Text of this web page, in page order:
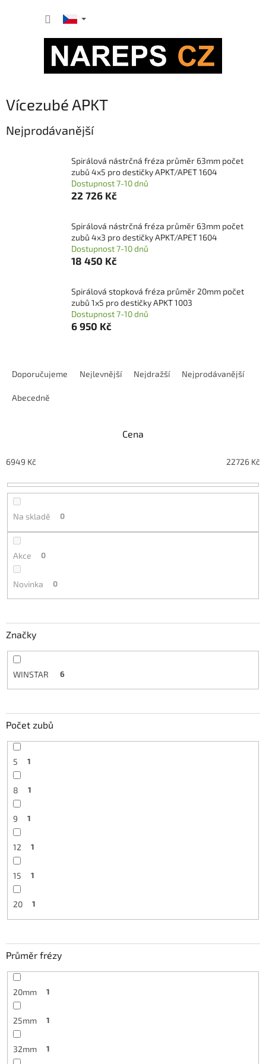
Vícezubé APKT
Nejprodávanější
Spirálová nástrčná fréza průměr 63mm počet
zubů 4x5 pro destičky APKT/APET 1604
Dostupnost 7-10 dnů
22 726 Kč
Spirálová nástrčná fréza průměr 63mm počet
zubů 4x3 pro destičky APKT/APET 1604
Dostupnost 7-10 dnů
18 450 Kč
Spirálová stopková fréza průměr 20mm počet
zubů 1x5 pro destičky APKT 1003
Dostupnost 7-10 dnů
6 950 Kč
o
u
ů
Doporučujeme Nejlevnější Nejdražší Nejprodávanější
Abecedně
Cena
6949 Kč 22726 Kč
Na skladě 0
Akce 0
Novinka 0
Značky
WINSTAR 6
Počet zubů
5 1
8 1
9 1
12 1
15 1
20 1
Průměr frézy
20mm 1
25mm 1
32mm 1